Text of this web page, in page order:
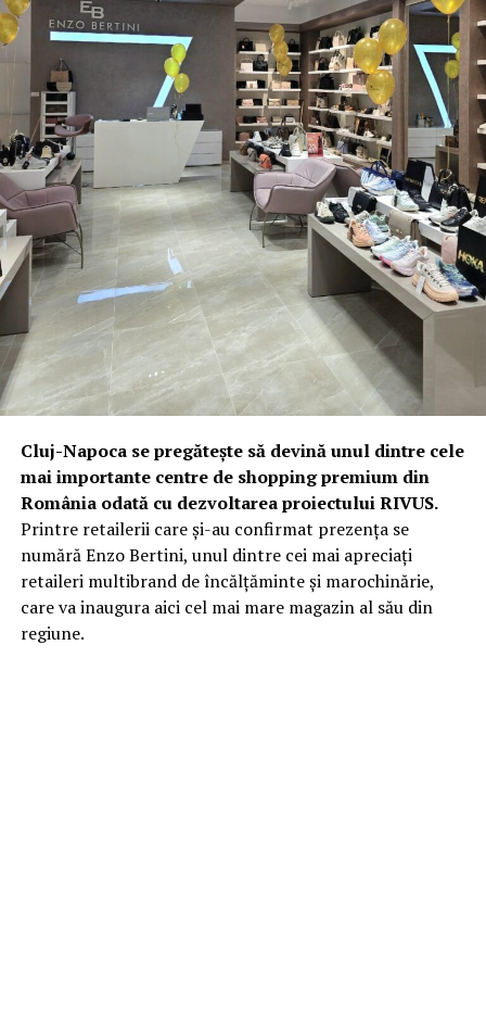
Cluj-Napoca se pregătește să devină unul dintre cele
mai importante centre de shopping premium din
România odată cu dezvoltarea proiectului RIVUS.
Printre retailerii care și-au confirmat prezența se
numără Enzo Bertini, unul dintre cei mai apreciați
retaileri multibrand de încălțăminte și marochinărie,
care va inaugura aici cel mai mare magazin al său din
regiune.